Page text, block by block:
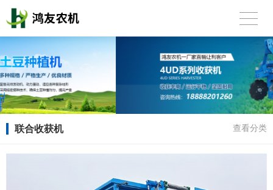
联合收获机 查看分类